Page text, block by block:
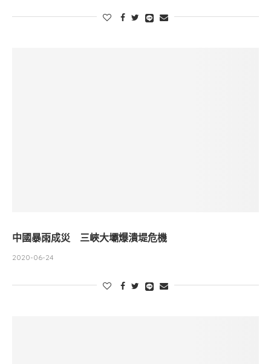
中國暴雨成災 三峽大壩爆潰堤危機
2020-06-24